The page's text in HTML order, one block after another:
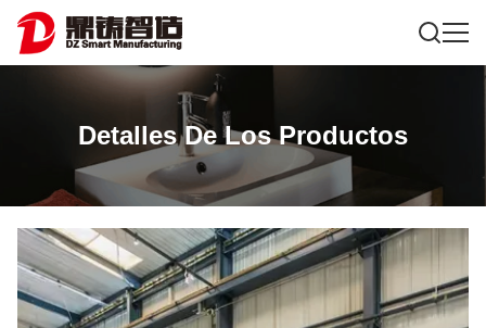
Detalles De Los Productos